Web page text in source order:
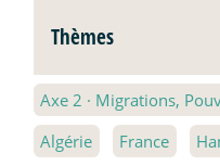
Thèmes
Axe 2 · Migrations,
Algérie
France